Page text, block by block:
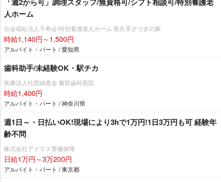
「週2から可」調理スタッフ/無資格可/シフト相談可/特別養護老
人ホーム
社会福祉法人千寿会/特別養護老人ホーム 長久手さつきの家
時給1,140円～1,500円
アルバイト・パート / 愛知県
歯科助手/未経験OK・駅チカ
医療法人社団緑真会 服部歯科医院
時給1,400円
アルバイト・パート / 神奈川県
週1日～・日払いOK!現場により3hで1万円!1日3万円も可 経験年
齢不問
株式会社アイリス警備保障
日給1万円～3万200円
アルバイト・パート / 東京都